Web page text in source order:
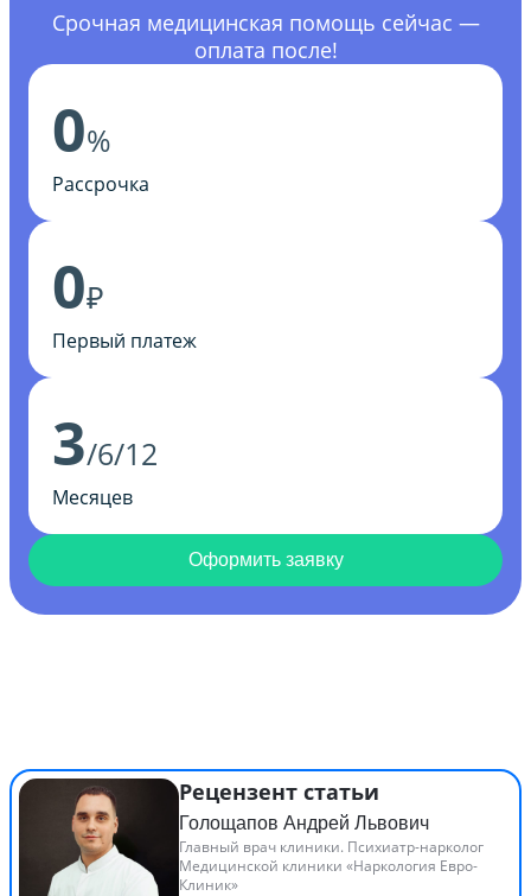
Срочная медицинская помощь сейчас —
оплата после!
0%
Рассрочка
0₽
Первый платеж
3/6/12
Месяцев
Оформить заявку
Рецензент статьи
Голощапов Андрей Львович
Главный врач клиники. Психиатр-нарколог
Медицинской клиники «Наркология Евро-
Клиник»